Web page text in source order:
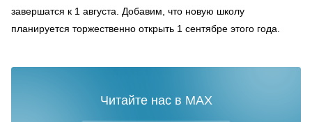
завершатся к 1 августа. Добавим, что новую школу
планируется торжественно открыть 1 сентябре этого года.
Читайте нас в MAX